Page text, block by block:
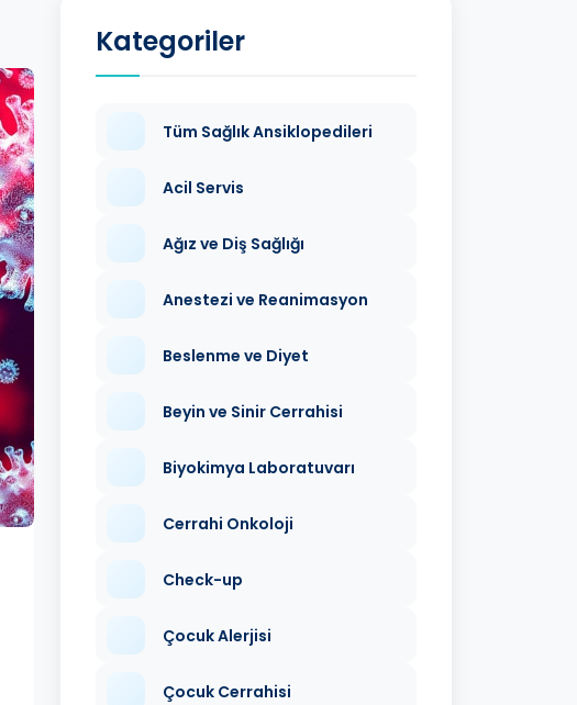
Kategoriler
Tüm Sağlık Ansiklopedileri
Acil Servis
Ağız ve Diş Sağlığı
Anestezi ve Reanimasyon
Beslenme ve Diyet
Beyin ve Sinir Cerrahisi
Biyokimya Laboratuvarı
Cerrahi Onkoloji
Check-up
Çocuk Alerjisi
Çocuk Cerrahisi